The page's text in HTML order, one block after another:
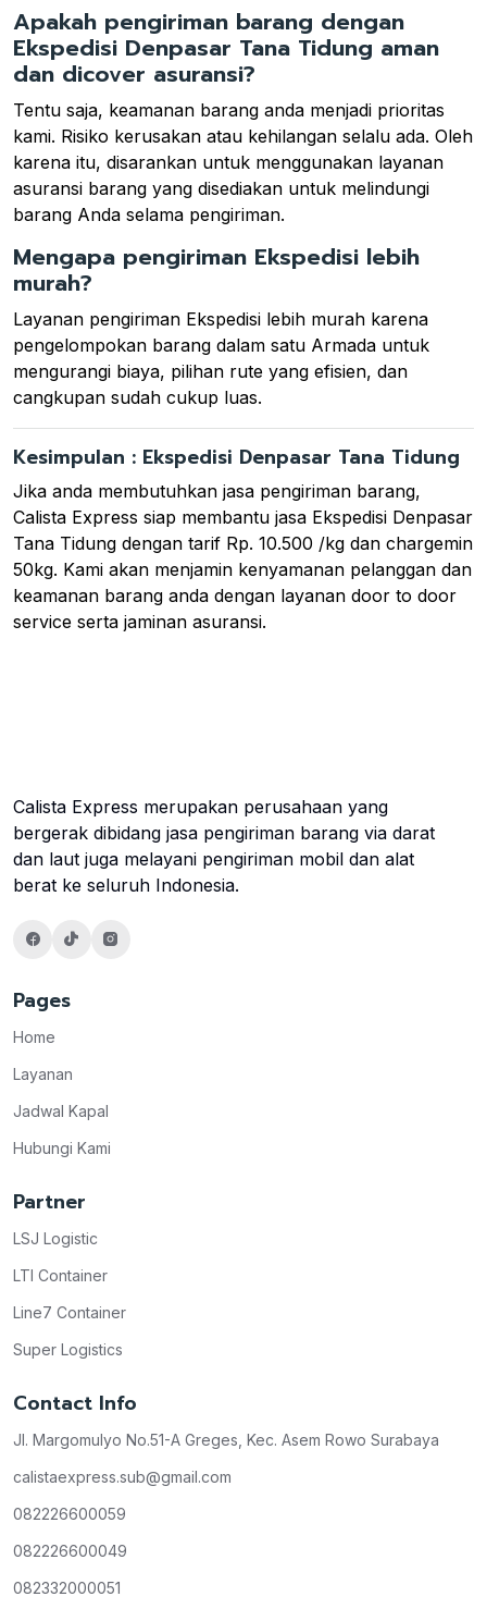
Apakah pengiriman barang dengan
Ekspedisi Denpasar Tana Tidung aman
dan dicover asuransi?
Tentu saja, keamanan barang anda menjadi prioritas
kami. Risiko kerusakan atau kehilangan selalu ada. Oleh
karena itu, disarankan untuk menggunakan layanan
asuransi barang yang disediakan untuk melindungi
barang Anda selama pengiriman.
Mengapa pengiriman Ekspedisi lebih
murah?
Layanan pengiriman Ekspedisi lebih murah karena
pengelompokan barang dalam satu Armada untuk
mengurangi biaya, pilihan rute yang efisien, dan
cangkupan sudah cukup luas.
Kesimpulan : Ekspedisi Denpasar Tana Tidung
Jika anda membutuhkan jasa pengiriman barang,
Calista Express siap membantu jasa Ekspedisi Denpasar
Tana Tidung dengan tarif Rp. 10.500 /kg dan chargemin
50kg. Kami akan menjamin kenyamanan pelanggan dan
keamanan barang anda dengan layanan door to door
service serta jaminan asuransi.
Calista Express merupakan perusahaan yang
bergerak dibidang jasa pengiriman barang via darat
dan laut juga melayani pengiriman mobil dan alat
berat ke seluruh Indonesia.
Pages
Home
Layanan
Jadwal Kapal
Hubungi Kami
Partner
LSJ Logistic
LTI Container
Line7 Container
Super Logistics
Contact Info
Jl. Margomulyo No.51-A Greges, Kec. Asem Rowo Surabaya
calistaexpress.sub@gmail.com
082226600059
082226600049
082332000051